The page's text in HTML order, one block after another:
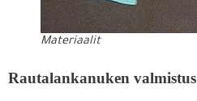
Materiaalit
Rautalankanuken valmistus